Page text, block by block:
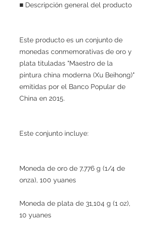
■ Descripción general del producto
Este producto es un conjunto de
monedas conmemorativas de oro y
plata tituladas "Maestro de la
pintura china moderna (Xu Beihong)"
emitidas por el Banco Popular de
China en 2015.
Este conjunto incluye:
Moneda de oro de 7,776 g (1/4 de
onza), 100 yuanes
Moneda de plata de 31,104 g (1 oz),
10 yuanes